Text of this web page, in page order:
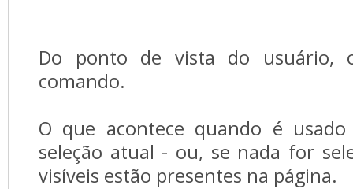
Do ponto de vista do usuário,
comando.
O que acontece quando é
seleção atual - ou, se nada for
visíveis estão presentes na página.